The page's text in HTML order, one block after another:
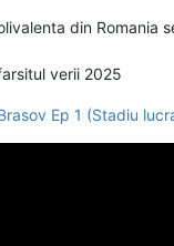
din Romania
verii 2025
Ep 1 (Stadiu